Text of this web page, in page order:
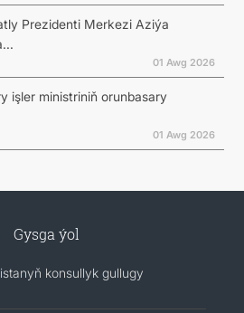
Prezidenti Merkezi Aziýa
01 Awg 2026
işler ministriniň orunbasary
01 Awg 2026
Gysga ýol
konsullyk gullugy